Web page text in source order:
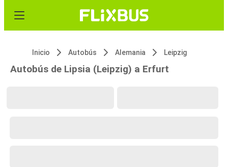
Inicio Autobús Alemania Leipzig
Autobús de Lipsia (Leipzig) a Erfurt